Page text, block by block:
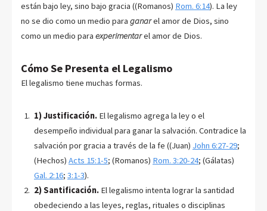
están bajo ley, sino bajo gracia ((Romanos) Rom. 6:14). La ley
no se dio como un medio para ganarel amor de Dios, sino
como un medio para experimentarel amor de Dios.
Cómo Se Presenta el Legalismo
El legalismo tiene muchas formas.
1) Justificación.El legalismo agrega la ley o el
desempeño individual para ganar la salvación. Contradice la
salvación por gracia a través de la fe ((Juan) John 6:27-29;
(Hechos) Acts 15:1-5; (Romanos) Rom. 3:20-24; (Gálatas)
Gal. 2:16; 3:1-3).
2) Santificación.El legalismo intenta lograr la santidad
obedeciendo a las leyes, reglas, rituales o disciplinas